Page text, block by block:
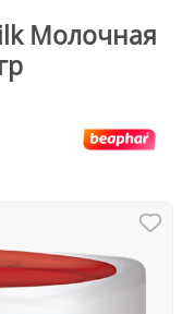
Молочная